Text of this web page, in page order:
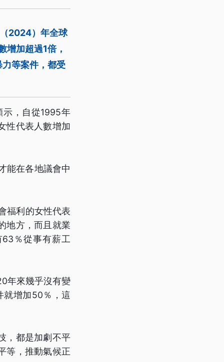
2024）年全球
增加超過1倍，
等案件，都受
，自從1995年
性代表人數增加
能在各地議會中
福利的女性代表
地方，而且就業
％從事有薪工
年來幾乎沒有變
就增加50％，這
，都是加劇不平
等，推動氣候正